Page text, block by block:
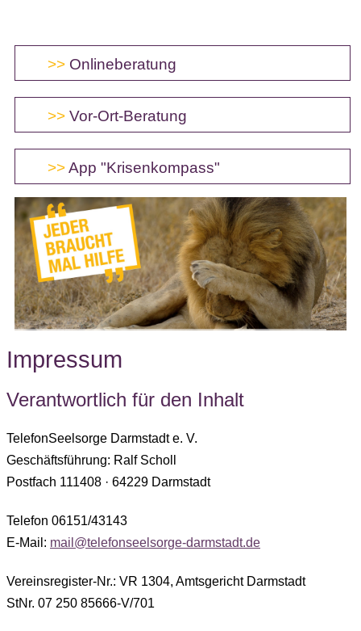
>> Onlineberatung
>> Vor-Ort-Beratung
>>App "Krisenkompass"
Impressum
Verantwortlich für den Inhalt
TelefonSeelsorge Darmstadt e. V.
Geschäftsführung: Ralf Scholl
Postfach 111408 · 64229 Darmstadt
Telefon 06151/43143
E-Mail: mail@telefonseelsorge-darmstadt.de
Vereinsregister-Nr.: VR 1304, Amtsgericht Darmstadt
StNr. 07 250 85666-V/701